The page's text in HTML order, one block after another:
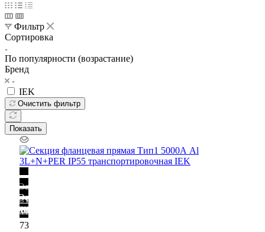
Фильтр
Сортировка
По популярности (возрастание)
Бренд
IEK
Очистить фильтр
Показать
73
Освещение
Здания префектуры ТиНАО
Освещение
Калужский завод путевых машин и гидроприводов
Освещение
СТРОИТЕЛЬНЫЙ ГИПЕРМАРКЕТ «ЛЕРУА
МЕРЛЕН»
Освещение
Железнодорожный вокзал Арзамас-1